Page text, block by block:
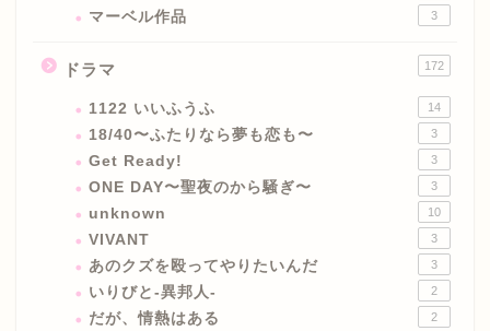
マーベル作品 3
ドラマ 172
1122 いいふうふ 14
18/40〜ふたりなら夢も恋も〜 3
Get Ready! 3
ONE DAY〜聖夜のから騒ぎ〜 3
unknown 10
VIVANT 3
あのクズを殴ってやりたいんだ 3
いりびと-異邦人- 2
だが、情熱はある 2